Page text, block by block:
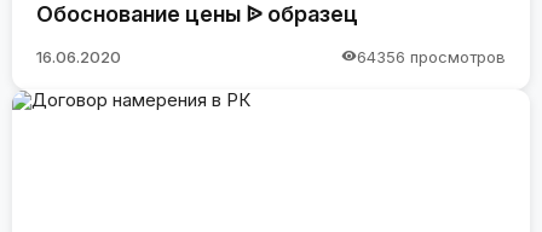
Обоснование цены ᐉ образец
16.06.2020 64356 просмотров